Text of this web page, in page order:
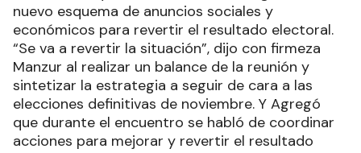
nuevo esquema de anuncios sociales y
económicos para revertir el resultado electoral.
“Se va a revertir la situación”, dijo con firmeza
Manzur al realizar un balance de la reunión y
sintetizar la estrategia a seguir de cara a las
elecciones definitivas de noviembre. Y Agregó
que durante el encuentro se habló de coordinar
acciones para mejorar y revertir el resultado